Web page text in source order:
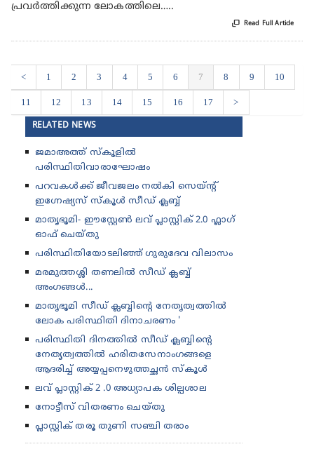
പ്രവര്‍ത്തിക്കുന്ന ലോകത്തിലെ…..
 Read Full Article
< 1 2 3 4 5 6 7 8 9 10
11 12 13 14 15 16 17 >
RELATED NEWS
ജമാഅത്ത് സ്കൂ‌ളിൽ
പരിസ്ഥിതിവാരാഘോഷം
പറവകൾക്ക് ജീവജലം നൽകി സെയ്ന്റ്
ഇഗ്നേഷ്യസ് സ്‌കൂൾ സീഡ് ക്ലബ്ബ്
മാതൃഭൂമി- ഈസ്റ്റേൺ ലവ് പ്ലാസ്റ്റിക് 2.0 ഫ്ലാഗ്
ഓഫ് ചെയ്തു
പരിസ്ഥിതിയോടലിഞ്ഞ് ഗുരുദേവ വിലാസം
മരമുത്തശ്ശി തണലിൽ സീഡ് ക്ലബ്ബ്
അംഗങ്ങൾ...
മാതൃഭൂമി സീഡ് ക്ലബ്ബിന്റെ നേതൃത്വത്തിൽ
ലോക പരിസ്ഥിതി ദിനാചരണം '
പരിസ്ഥിതി ദിനത്തിൽ സീഡ് ക്ലബ്ബിന്റെ
നേതൃത്വത്തിൽ ഹരിതസേനാംഗങ്ങളെ
ആദരിച്ച് അയ്യപ്പനെഴുത്തച്ഛൻ സ്കൂൾ
ലവ് പ്ലാസ്റ്റിക് 2 .0 അധ്യാപക ശില്പശാല
നോട്ടീസ് വിതരണം ചെയ്തു
പ്ലാസ്റ്റിക് തരൂ തുണി സഞ്ചി തരാം